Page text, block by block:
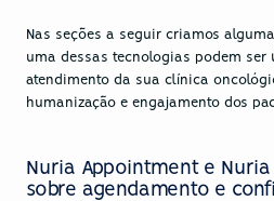
Nas seções a seguir criamos
uma dessas tecnologias podem ser
atendimento da sua clínica
humanização e engajamento dos
Nuria Appointment e
sobre agendamento e